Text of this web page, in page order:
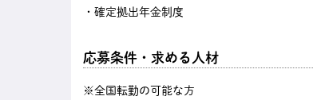
・確定拠出年金制度
応募条件・求める人材
※全国転勤の可能な方